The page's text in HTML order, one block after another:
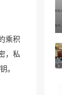
乘积
，私
。